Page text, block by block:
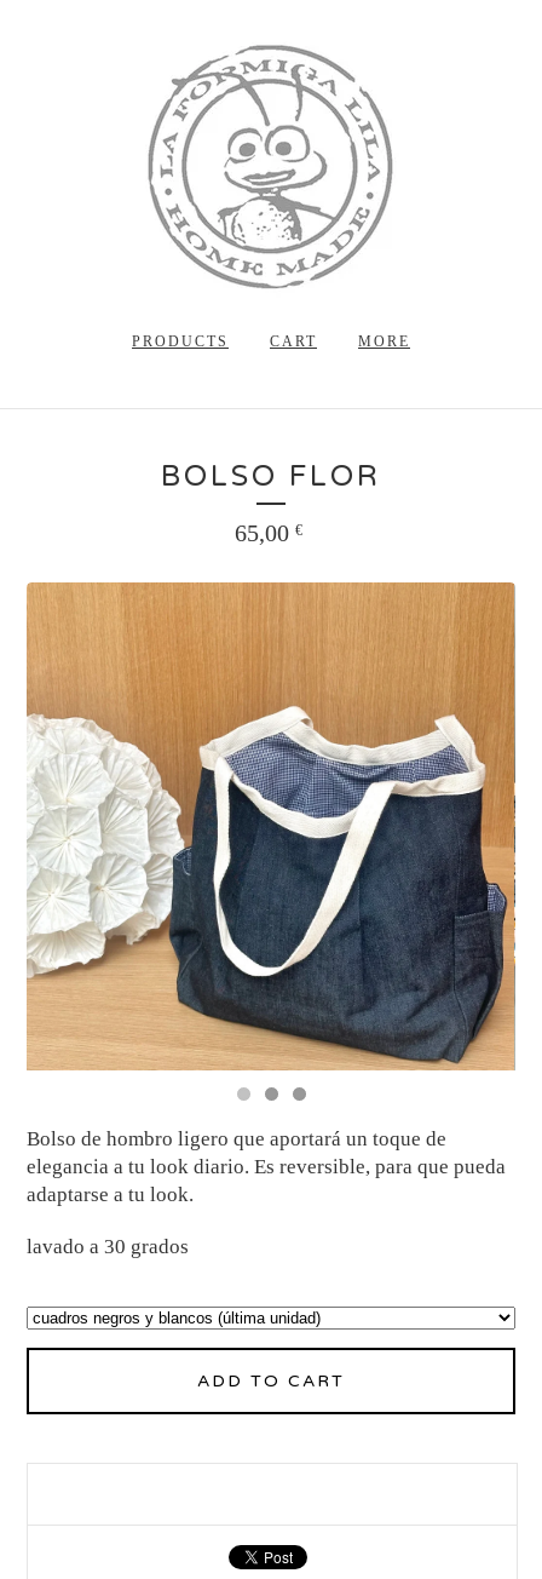
PRODUCTS CART MORE
BOLSO FLOR
65,00 €
Bolso de hombro ligero que aportará un toque de
elegancia a tu look diario. Es reversible, para que pueda
adaptarse a tu look.
lavado a 30 grados
ADD TO CART